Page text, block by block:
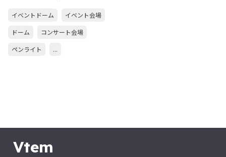
イベントドーム
イベント会場
ドーム
コンサート会場
ペンライト
...
Vtem